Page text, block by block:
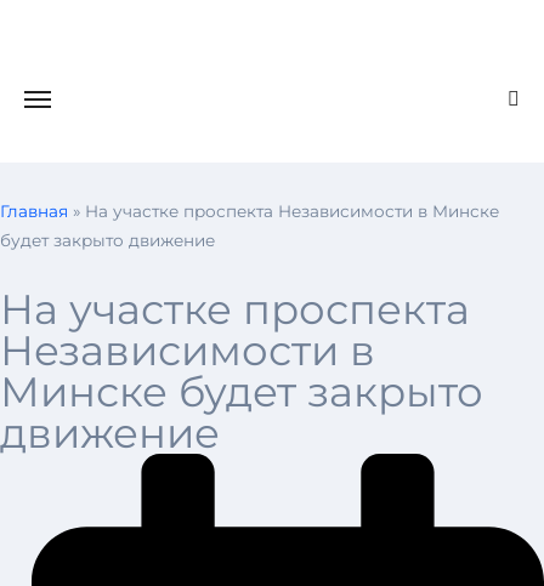
Главная » На участке проспекта Независимости в Минске
будет закрыто движение
На участке проспекта
Независимости в
Минске будет закрыто
движение